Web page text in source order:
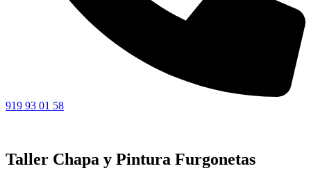
919 93 01 58
Taller Chapa y Pintura Furgonetas